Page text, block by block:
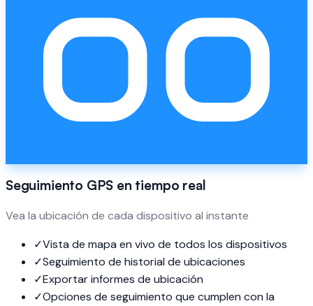
Seguimiento GPS en tiempo real
Vea la ubicación de cada dispositivo al instante
✓Vista de mapa en vivo de todos los dispositivos
✓Seguimiento de historial de ubicaciones
✓Exportar informes de ubicación
✓Opciones de seguimiento que cumplen con la